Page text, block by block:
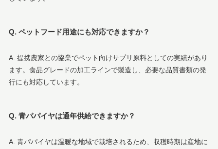
Q. ペットフード用途にも対応できますか？
A. 提携農家との協業でペット向けサプリ原料としての実績があり
ます。食品グレードの加工ラインで製造し、必要な品質書類の発
行にも対応しています。
Q. 青パパイヤは通年供給できますか？
A. 青パパイヤは温暖な地域で栽培されるため、収穫時期は産地に